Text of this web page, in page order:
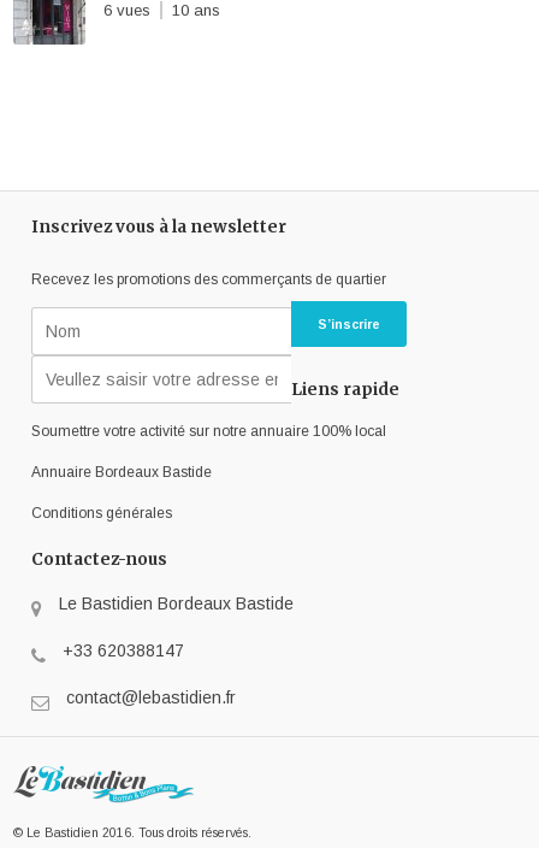
6 vues 10 ans
Inscrivez vous à la newsletter
Recevez les promotions des commerçants de quartier
Liens rapide
Soumettre votre activité sur notre annuaire 100% local
Annuaire Bordeaux Bastide
Conditions générales
Contactez-nous
Le Bastidien Bordeaux Bastide
+33 620388147
contact@lebastidien.fr
© Le Bastidien 2016. Tous droits réservés.